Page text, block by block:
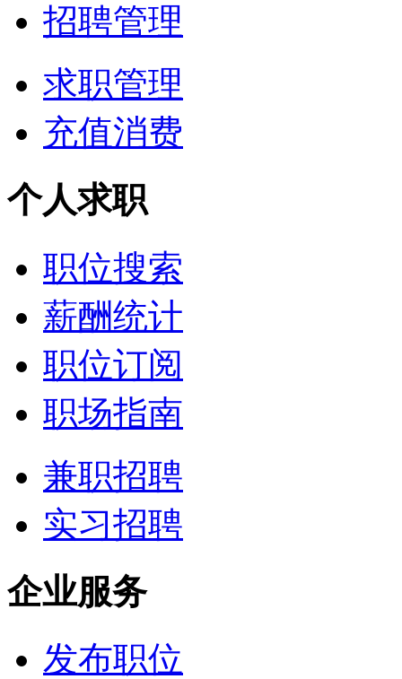
招聘管理
求职管理
充值消费
个人求职
职位搜索
薪酬统计
职位订阅
职场指南
兼职招聘
实习招聘
企业服务
发布职位